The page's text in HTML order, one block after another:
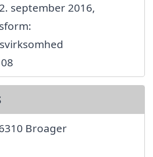
september 2016,
Broager